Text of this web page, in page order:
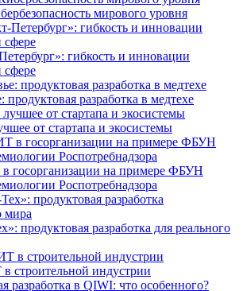
мирового уровня
гибкость и инновации
сфере
продуктовая разработка в медтехе
от стартапа и экосистемы
госорганизации на примере ФБУН
Роспотребнадзора
продуктовая разработка для реального
строительной индустрии